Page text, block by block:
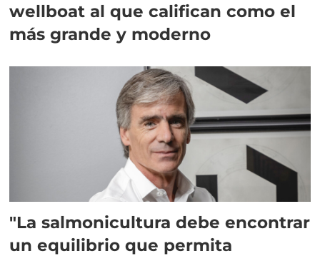
wellboat al que califican como el
más grande y moderno
"La salmonicultura debe encontrar
un equilibrio que permita